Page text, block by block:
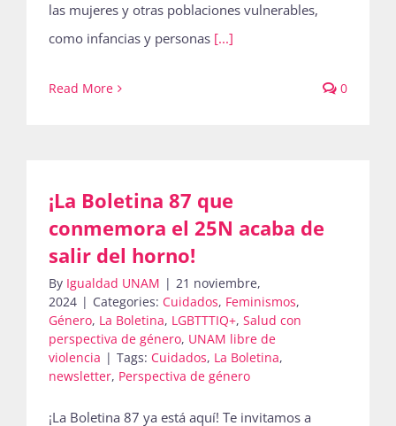
las mujeres y otras poblaciones vulnerables,
como infancias y personas [...]
Read More 0
¡La Boletina 87 que
conmemora el 25N acaba de
salir del horno!
By Igualdad UNAM | 21 noviembre,
2024 | Categories: Cuidados, Feminismos,
Género, La Boletina, LGBTTTIQ+, Salud con
perspectiva de género, UNAM libre de
violencia | Tags: Cuidados, La Boletina,
newsletter, Perspectiva de género
¡La Boletina 87 ya está aquí! Te invitamos a